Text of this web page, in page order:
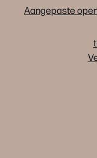
Aangepaste